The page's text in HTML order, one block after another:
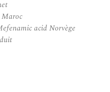
Maroc
acid Norvège